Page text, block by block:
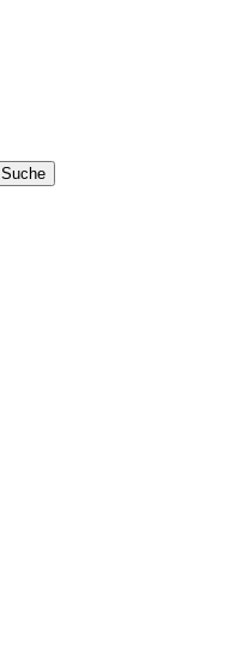
Suche